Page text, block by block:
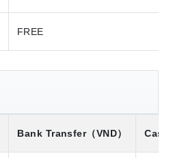
FREE
Bank Transfer（VND）